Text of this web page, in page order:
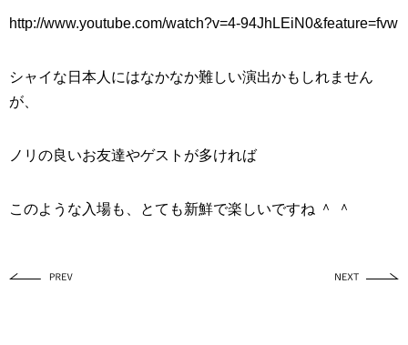
http://www.youtube.com/watch?v=4-94JhLEiN0&feature=fvw
シャイな日本人にはなかなか難しい演出かもしれません
が、
ノリの良いお友達やゲストが多ければ
このような入場も、とても新鮮で楽しいですね ＾ ＾